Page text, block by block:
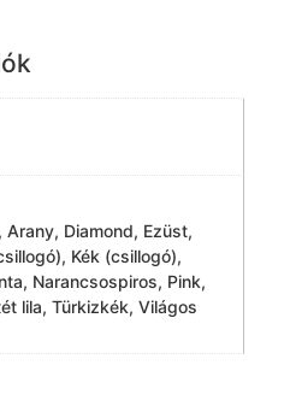
Diamond, Ezüst,
Kék (csillogó),
Narancsospiros, Pink,
lila, Türkizkék, Világos